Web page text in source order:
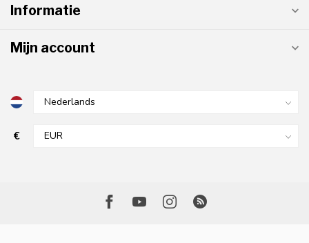
Informatie
Mijn account
€